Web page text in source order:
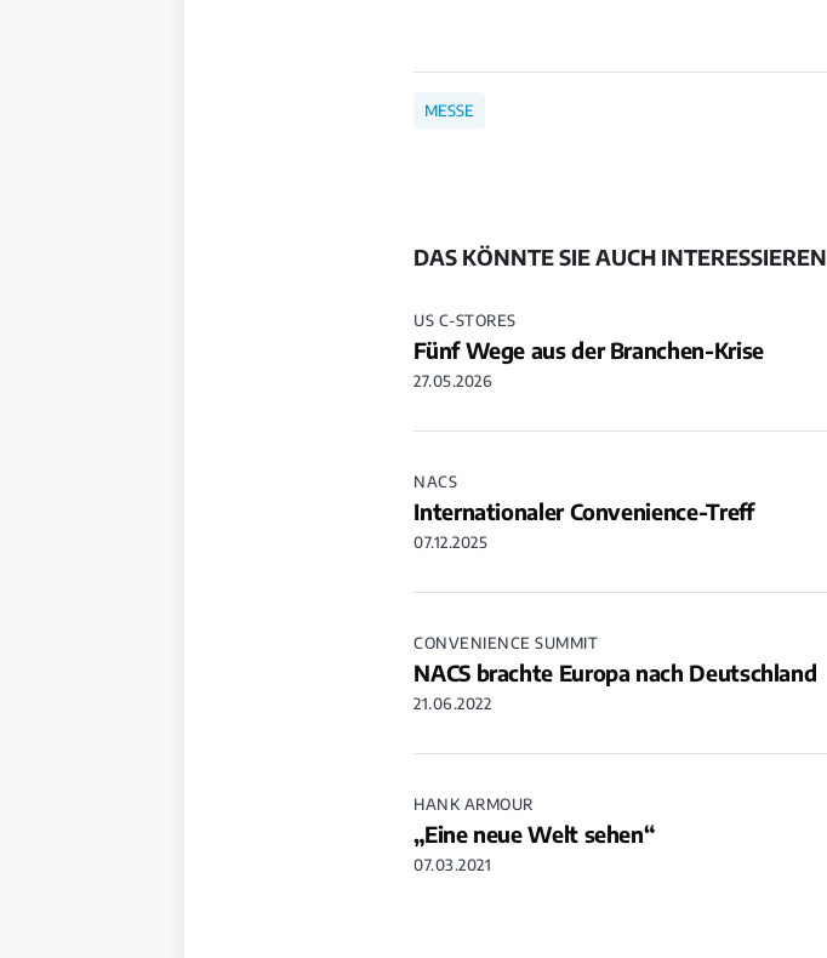
MESSE
DAS KÖNNTE SIE AUCH INTERESSIEREN
US C-STORES
Fünf Wege aus der Branchen-Krise
27.05.2026
NACS
Internationaler Convenience-Treff
07.12.2025
CONVENIENCE SUMMIT
NACS brachte Europa nach Deutschland
21.06.2022
HANK ARMOUR
„Eine neue Welt sehen“
07.03.2021